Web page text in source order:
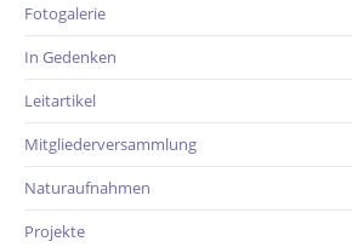
Fotogalerie
In Gedenken
Leitartikel
Mitgliederversammlung
Naturaufnahmen
Projekte